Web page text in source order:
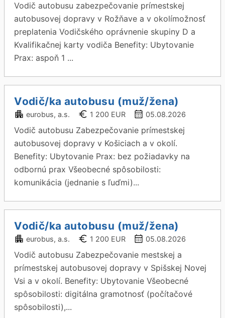
Vodič autobusu zabezpečovanie prímestskej
autobusovej dopravy v Rožňave a v okolímožnosť
preplatenia Vodičského oprávnenie skupiny D a
Kvalifikačnej karty vodiča Benefity: Ubytovanie
Prax: aspoň 1 ...
Vodič/ka autobusu (muž/žena)
eurobus, a.s. 1 200 EUR 05.08.2026
Vodič autobusu Zabezpečovanie prímestskej
autobusovej dopravy v Košiciach a v okolí.
Benefity: Ubytovanie Prax: bez požiadavky na
odbornú prax Všeobecné spôsobilosti:
komunikácia (jednanie s ľuďmi)...
Vodič/ka autobusu (muž/žena)
eurobus, a.s. 1 200 EUR 05.08.2026
Vodič autobusu Zabezpečovanie mestskej a
prímestskej autobusovej dopravy v Spišskej Novej
Vsi a v okolí. Benefity: Ubytovanie Všeobecné
spôsobilosti: digitálna gramotnosť (počítačové
spôsobilosti),...